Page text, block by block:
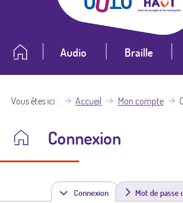
Audio Braille
Vous êtes ici Accueil Mon compte
Connexion
Connexion(
Mot de passe